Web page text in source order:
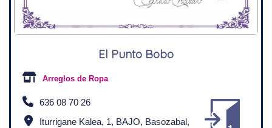
El Punto Bobo
Arreglos de Ropa
636 08 70 26
Iturrigane Kalea, 1, BAJO, Basozabal,